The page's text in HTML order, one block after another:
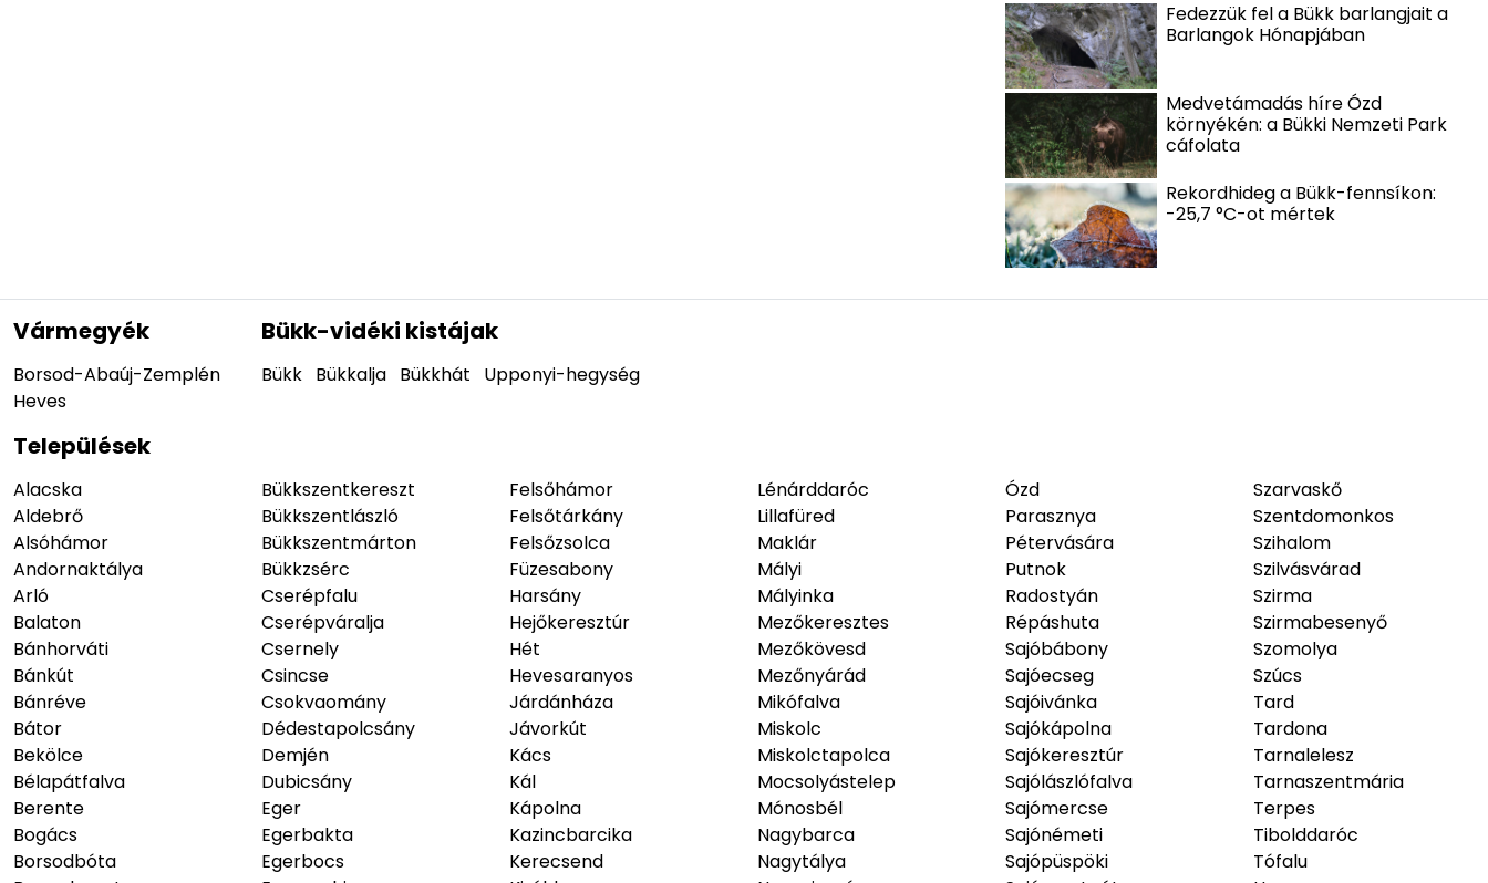
Fedezzük fel a Bükk barlangjait a
Barlangok Hónapjában
Medvetámadás híre Ózd
környékén: a Bükki Nemzeti Park
cáfolata
Rekordhideg a Bükk-fennsíkon:
-25,7 °C-ot mértek
Vármegyék
Borsod-Abaúj-Zemplén
Heves
Bükk-vidéki kistájak
Bükk Bükkalja Bükkhát Upponyi-hegység
Települések
Alacska
Aldebrő
Alsóhámor
Andornaktálya
Arló
Balaton
Bánhorváti
Bánkút
Bánréve
Bátor
Bekölce
Bélapátfalva
Berente
Bogács
Borsodbóta
Bükkszentkereszt
Bükkszentlászló
Bükkszentmárton
Bükkzsérc
Cserépfalu
Cserépváralja
Csernely
Csincse
Csokvaomány
Dédestapolcsány
Demjén
Dubicsány
Eger
Egerbakta
Egerbocs
Felsőhámor
Felsőtárkány
Felsőzsolca
Füzesabony
Harsány
Hejőkeresztúr
Hét
Hevesaranyos
Járdánháza
Jávorkút
Kács
Kál
Kápolna
Kazincbarcika
Kerecsend
Lénárddaróc
Lillafüred
Maklár
Mályi
Mályinka
Mezőkeresztes
Mezőkövesd
Mezőnyárád
Mikófalva
Miskolc
Miskolctapolca
Mocsolyástelep
Mónosbél
Nagybarca
Nagytálya
Ózd
Parasznya
Pétervására
Putnok
Radostyán
Répáshuta
Sajóbábony
Sajóecseg
Sajóivánka
Sajókápolna
Sajókeresztúr
Sajólászlófalva
Sajómercse
Sajónémeti
Sajópüspöki
Szarvaskő
Szentdomonkos
Szihalom
Szilvásvárad
Szirma
Szirmabesenyő
Szomolya
Szúcs
Tard
Tardona
Tarnalelesz
Tarnaszentmária
Terpes
Tibolddaróc
Tófalu